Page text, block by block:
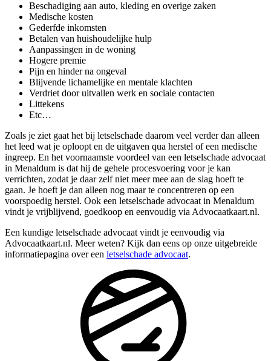
Beschadiging aan auto, kleding en overige zaken
Medische kosten
Gederfde inkomsten
Betalen van huishoudelijke hulp
Aanpassingen in de woning
Hogere premie
Pijn en hinder na ongeval
Blijvende lichamelijke en mentale klachten
Verdriet door uitvallen werk en sociale contacten
Littekens
Etc…
Zoals je ziet gaat het bij letselschade daarom veel verder dan alleen
het leed wat je oploopt en de uitgaven qua herstel of een medische
ingreep. En het voornaamste voordeel van een letselschade advocaat
in Menaldum is dat hij de gehele procesvoering voor je kan
verrichten, zodat je daar zelf niet meer mee aan de slag hoeft te
gaan. Je hoeft je dan alleen nog maar te concentreren op een
voorspoedig herstel. Ook een letselschade advocaat in Menaldum
vindt je vrijblijvend, goedkoop en eenvoudig via Advocaatkaart.nl.
Een kundige letselschade advocaat vindt je eenvoudig via
Advocaatkaart.nl. Meer weten? Kijk dan eens op onze uitgebreide
informatiepagina over een letselschade advocaat.